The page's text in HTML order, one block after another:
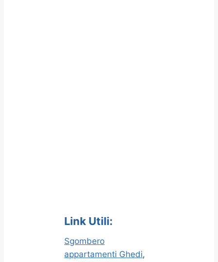
Link Utili:
Sgombero
appartamenti Ghedi,